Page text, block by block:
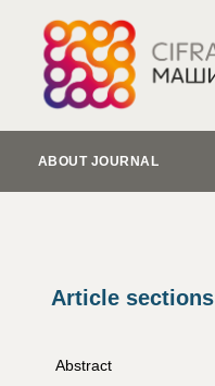
ABOUT JOURNAL
Article sections
Abstract